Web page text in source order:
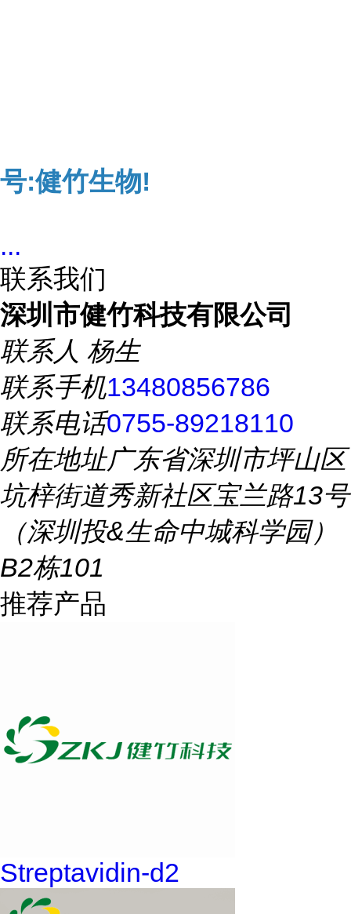
号:健竹生物!
...
联系我们
深圳市健竹科技有限公司
联系人 杨生
联系手机13480856786
联系电话0755-89218110
所在地址广东省深圳市坪山区
坑梓街道秀新社区宝兰路13号
（深圳投&生命中城科学园）
B2栋101
推荐产品
Streptavidin-d2